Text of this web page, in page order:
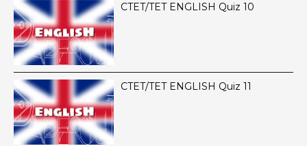
CTET/TET ENGLISH Quiz 10
CTET/TET ENGLISH Quiz 11